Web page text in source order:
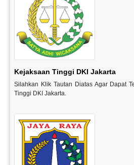
Kejaksaan Tinggi DKI Jakarta
Silahkan Klik Tautan Diatas Agar Dapat
Tinggi DKI Jakarta.